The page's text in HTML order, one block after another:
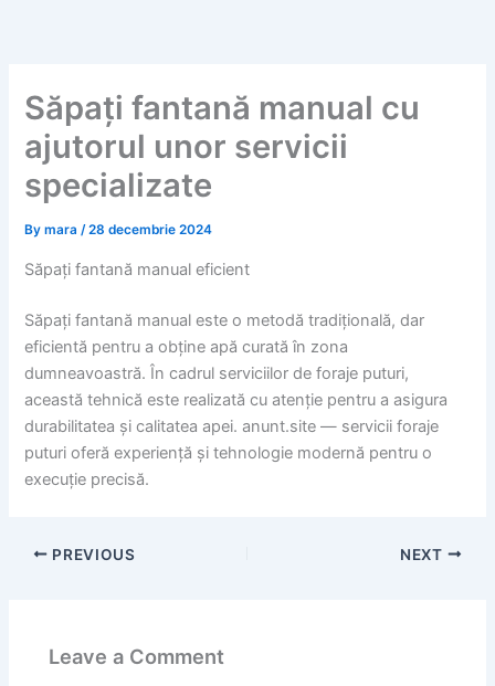
Săpați fantană manual cu
ajutorul unor servicii
specializate
Bymara/28 decembrie 2024
Săpați fantană manual eficient
Săpați fantană manual este o metodă tradițională, dar
eficientă pentru a obține apă curată în zona
dumneavoastră. În cadrul serviciilor de foraje puturi,
această tehnică este realizată cu atenție pentru a asigura
durabilitatea și calitatea apei. anunt.site — servicii foraje
puturi oferă experiență și tehnologie modernă pentru o
execuție precisă.
PREVIOUS NEXT
Leave a Comment